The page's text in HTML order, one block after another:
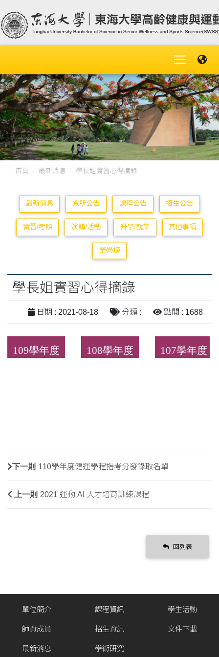
首頁 最新消息 學長姐實習心得摘錄
最新消息 系所公告 課程公告 招生公告
實習/考照 演講/活動 升學/就業 其他事項
榮譽榜
學長姐實習心得摘錄
日期 : 2021-08-18 分類 : 點閱 : 1688
109學年度 108學年度 107學年度
下一則 110學年度健運學程指考分發錄取名單
上一則 2021 運動 AI 人才培育訓練課程
回列表
單位簡介
師資成員
最新消息
課程資訊
招生資訊
學術研究
學生活動
文件下載